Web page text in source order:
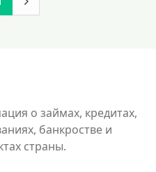
о займах, кредитах,
банкростве и
страны.